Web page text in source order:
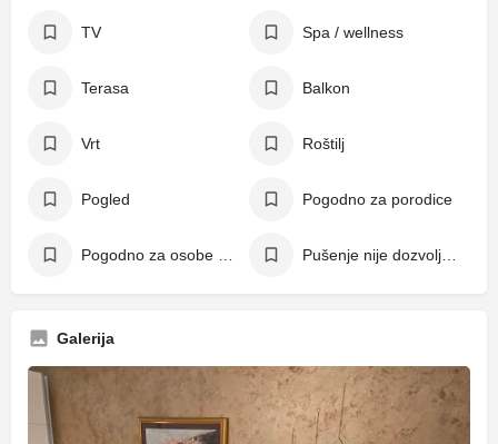
TV Spa / wellness
Terasa Balkon
Vrt Roštilj
Pogled Pogodno za porodice
Galerija